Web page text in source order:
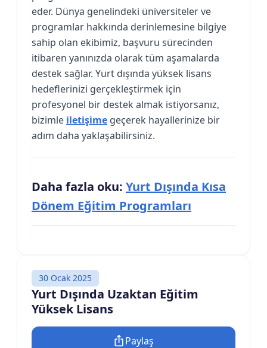
eder. Dünya genelindeki üniversiteler ve
programlar hakkında derinlemesine bilgiye
sahip olan ekibimiz, başvuru sürecinden
itibaren yanınızda olarak tüm aşamalarda
destek sağlar. Yurt dışında yüksek lisans
hedeflerinizi gerçekleştirmek için
profesyonel bir destek almak istiyorsanız,
bizimle iletişime geçerek hayallerinize bir
adım daha yaklaşabilirsiniz.
Daha fazla oku: Yurt Dışında Kısa
Dönem Eğitim Programları
30 Ocak 2025
Yurt Dışında Uzaktan Eğitim
Yüksek Lisans
Paylaş